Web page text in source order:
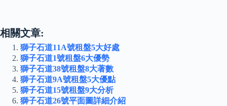
相關文章:
獅子石道11A號租盤5大好處
獅子石道1號租盤6大優勢
獅子石道38號租盤8大著數
獅子石道9A號租盤5大優點
獅子石道15號租盤9大分析
獅子石道26號平面圖詳細介紹